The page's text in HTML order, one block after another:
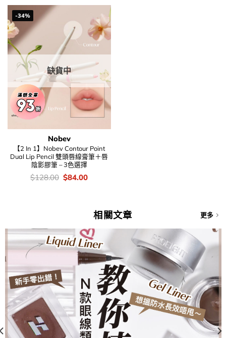
-34%
缺貨中
Nobev
【2 In 1】Nobev Contour Point
Dual Lip Pencil 雙頭唇線膏筆＋唇
陰影膠筆 – 3色選擇
價
錢：
$128.00 Original
price
$84.00Current
相關文章 更多